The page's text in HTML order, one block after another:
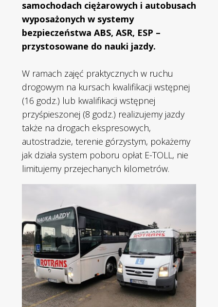
samochodach ciężarowych i autobusach
wyposażonych w systemy
bezpieczeństwa ABS, ASR, ESP –
przystosowane do nauki jazdy.
W ramach zajęć praktycznych w ruchu
drogowym na kursach kwalifikacji wstępnej
(16 godz.) lub kwalifikacji wstępnej
przyśpieszonej (8 godz.) realizujemy jazdy
także na drogach ekspresowych,
autostradzie, terenie górzystym, pokażemy
jak działa system poboru opłat E-TOLL, nie
limitujemy przejechanych kilometrów.